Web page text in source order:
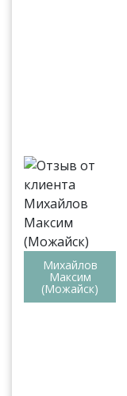
Михайлов
Максим
(Можайск)